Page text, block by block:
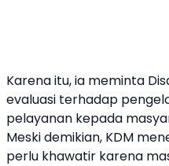
Karena itu, ia meminta
evaluasi terhadap
pelayanan kepada
Meski demikian, KDM
perlu khawatir karena